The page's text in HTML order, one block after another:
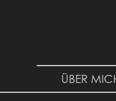
ÜBER